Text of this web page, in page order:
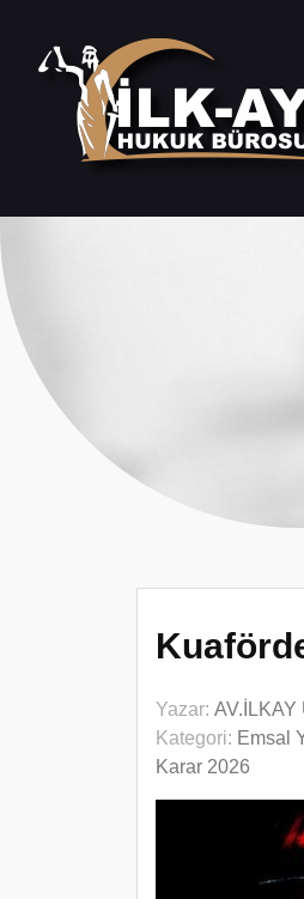
Yazar: AV.İLKAY
Kategori: Emsal
Karar 2026